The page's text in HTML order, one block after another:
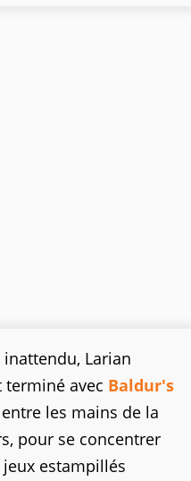
Larian
avec Baldur's
les mains de la
pour se concentrer
jeux estampillés